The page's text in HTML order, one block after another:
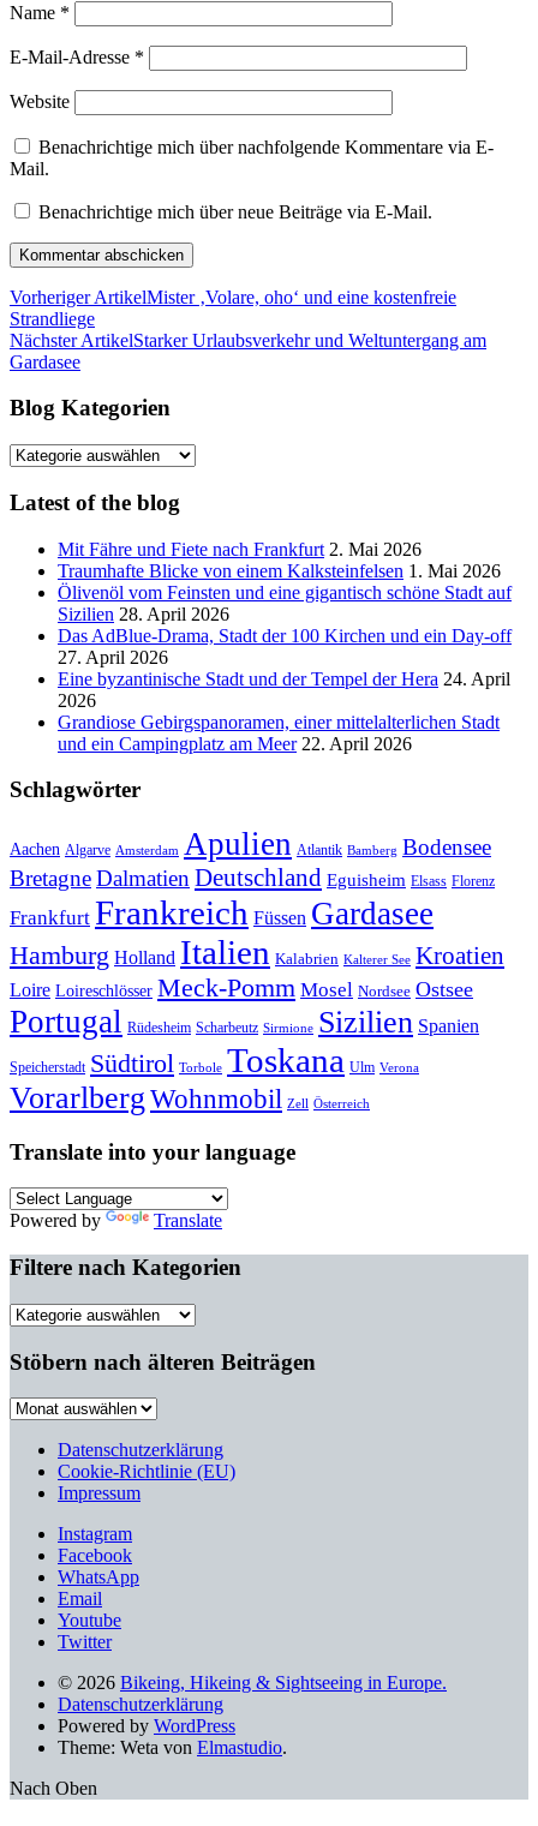
Name *
E-Mail-Adresse *
Website
Benachrichtige mich über nachfolgende Kommentare via E-
Mail.
Benachrichtige mich über neue Beiträge via E-Mail.
Vorheriger ArtikelMister ‚Volare, oho‘ und eine kostenfreie
Strandliege
Nächster ArtikelStarker Urlaubsverkehr und Weltuntergang am
Gardasee
Blog Kategorien
Blog
Latest of the blog
Mit Fähre und Fiete nach Frankfurt 2. Mai 2026
Traumhafte Blicke von einem Kalksteinfelsen 1. Mai 2026
Ölivenöl vom Feinsten und eine gigantisch schöne Stadt auf
Sizilien 28. April 2026
Das AdBlue-Drama, Stadt der 100 Kirchen und ein Day-off
27. April 2026
Eine byzantinische Stadt und der Tempel der Hera 24. April
2026
Grandiose Gebirgspanoramen, einer mittelalterlichen Stadt
und ein Campingplatz am Meer 22. April 2026
Schlagwörter
Aachen Algarve Amsterdam Apulien Atlantik Bamberg Bodensee
BretagneDalmatien Deutschland Eguisheim Elsass Florenz
Frankfurt Frankreich Füssen Gardasee
Hamburg Holland Italien Kalabrien Kalterer See Kroatien
Loire Loireschlösser Meck-Pomm Mosel Nordsee Ostsee
Portugal Rüdesheim Scharbeutz Sirmione Sizilien Spanien
Speicherstadt Südtirol Torbole Toskana Ulm Verona
VorarlbergWohnmobil Zell Österreich
Translate into your language
Powered by Translate
Filtere nach Kategorien
Filtere
Kategorien
Stöbern nach älteren Beiträgen
Stöbern
älteren
Beiträgen
Datenschutzerklärung
Cookie-Richtlinie (EU)
Impressum
Instagram
Facebook
WhatsApp
Email
Youtube
Twitter
© 2026 Bikeing, Hikeing & Sightseeing in Europe.
Datenschutzerklärung
Powered by WordPress
Theme: Weta von Elmastudio.
Nach Oben